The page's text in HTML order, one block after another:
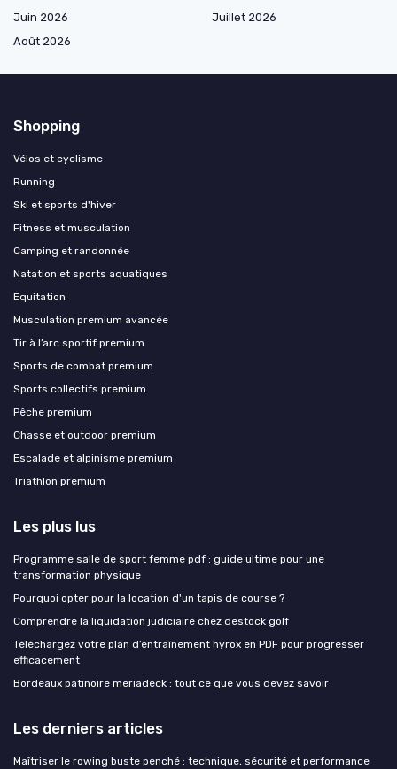
Juin 2026
Juillet 2026
Août 2026
Shopping
Vélos et cyclisme
Running
Ski et sports d'hiver
Fitness et musculation
Camping et randonnée
Natation et sports aquatiques
Equitation
Musculation premium avancée
Tir à l’arc sportif premium
Sports de combat premium
Sports collectifs premium
Pêche premium
Chasse et outdoor premium
Escalade et alpinisme premium
Triathlon premium
Les plus lus
Programme salle de sport femme pdf : guide ultime pour une
transformation physique
Pourquoi opter pour la location d'un tapis de course ?
Comprendre la liquidation judiciaire chez destock golf
Téléchargez votre plan d’entraînement hyrox en PDF pour progresser
efficacement
Bordeaux patinoire meriadeck : tout ce que vous devez savoir
Les derniers articles
Maîtriser le rowing buste penché : technique, sécurité et performance